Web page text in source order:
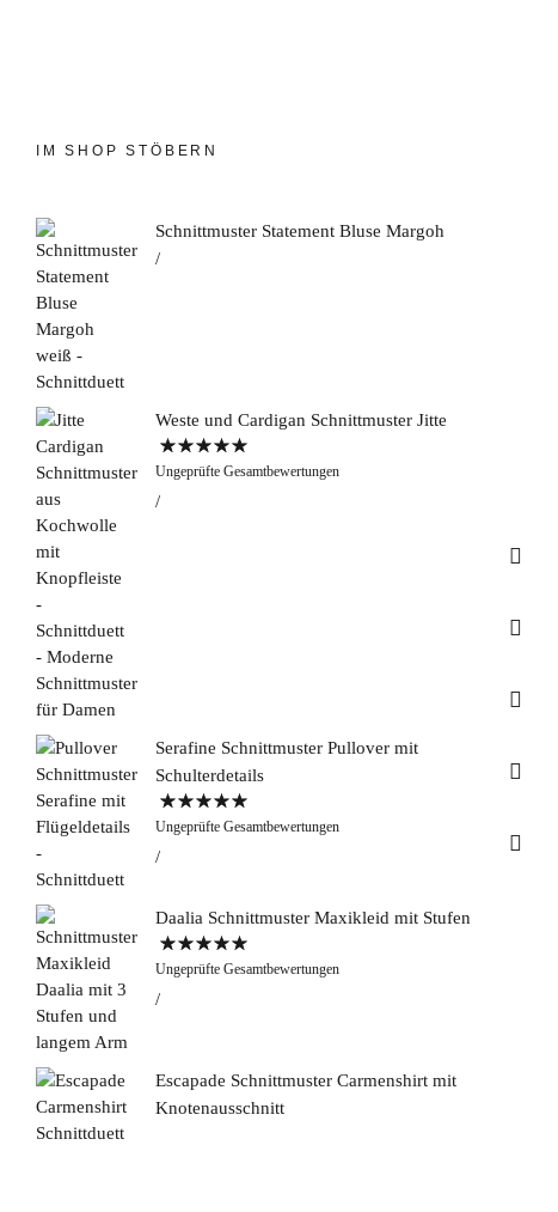
&
IM SHOP STÖBERN
Schnittmuster Statement Bluse Margoh
Weste und Cardigan Schnittmuster Jitte
Bewertet mit
5.00von 5
Ungeprüfte Gesamtbewertungen
Serafine Schnittmuster Pullover mit
Schulterdetails
Bewertet mit
5.00von 5
Ungeprüfte Gesamtbewertungen
Daalia Schnittmuster Maxikleid mit Stufen
Bewertet mit
5.00von 5
Ungeprüfte Gesamtbewertungen
Escapade Schnittmuster Carmenshirt mit
Knotenausschnitt